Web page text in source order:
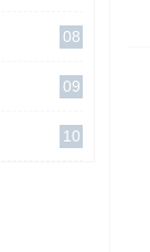
08
09
10